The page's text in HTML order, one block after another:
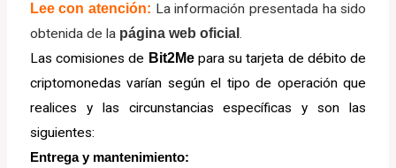
Lee con atención: La información presentada ha sido
obtenida de la página web oficial .
Las comisiones de Bit2Mepara su tarjeta de débito de
criptomonedas varían según el tipo de operación que
realices y las circunstancias específicas y son las
siguientes:
Entrega y mantenimiento: